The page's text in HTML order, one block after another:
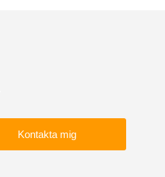
Kontakta mig